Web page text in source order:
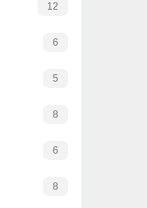
12
6
5
8
6
8